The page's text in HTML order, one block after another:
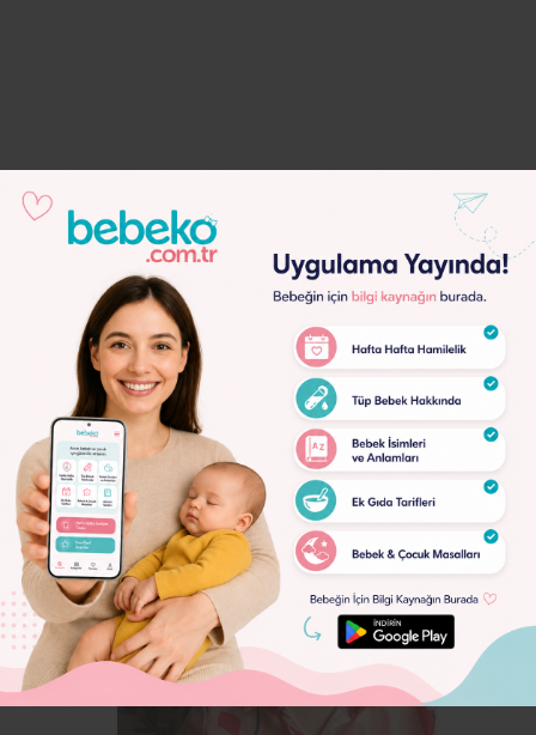
Lorem
Ipsum
Dolor
Lorem
Ipsum
Dolor